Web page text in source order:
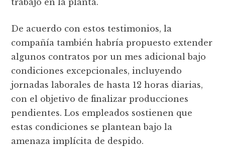
De acuerdo con estos testimonios, la
compañía también habría propuesto extender
algunos contratos por un mes adicional bajo
condiciones excepcionales, incluyendo
jornadas laborales de hasta 12 horas diarias,
con el objetivo de finalizar producciones
pendientes. Los empleados sostienen que
estas condiciones se plantean bajo la
amenaza implícita de despido.